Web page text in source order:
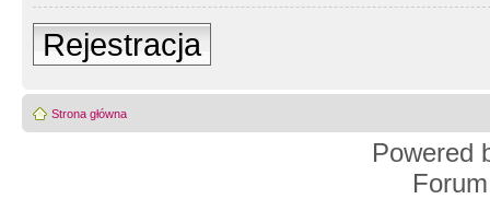
Rejestracja
Strona główna
Powered